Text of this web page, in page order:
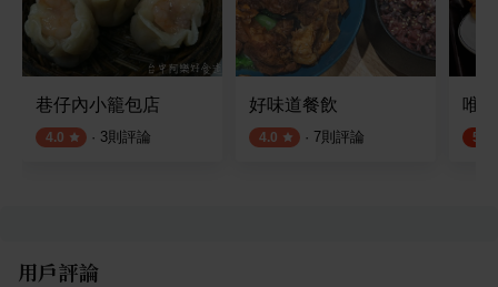
巷仔內小籠包店
4.0 · 3則評論
好味道餐飲
4.0 · 7則評論
唯
5.0
用戶評論